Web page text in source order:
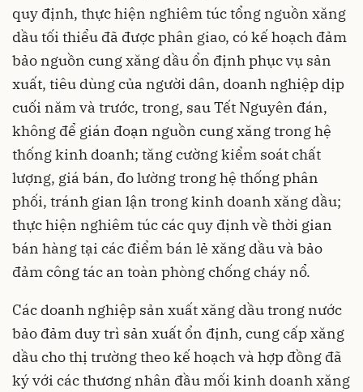
quy định, thực hiện nghiêm túc tổng nguồn xăng
dầu tối thiểu đã được phân giao, có kế hoạch đảm
bảo nguồn cung xăng dầu ổn định phục vụ sản
xuất, tiêu dùng của người dân, doanh nghiệp dịp
cuối năm và trước, trong, sau Tết Nguyên đán,
không để gián đoạn nguồn cung xăng trong hệ
thống kinh doanh; tăng cường kiểm soát chất
lượng, giá bán, đo lường trong hệ thống phân
phối, tránh gian lận trong kinh doanh xăng dầu;
thực hiện nghiêm túc các quy định về thời gian
bán hàng tại các điểm bán lẻ xăng dầu và bảo
đảm công tác an toàn phòng chống cháy nổ.
Các doanh nghiệp sản xuất xăng dầu trong nước
bảo đảm duy trì sản xuất ổn định, cung cấp xăng
dầu cho thị trường theo kế hoạch và hợp đồng đã
ký với các thương nhân đầu mối kinh doanh xăng